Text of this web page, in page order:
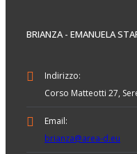
BRIANZA - EMANUELA
Indirizzo:
Corso Matteotti 27,
Email:
brianza@area-d.eu